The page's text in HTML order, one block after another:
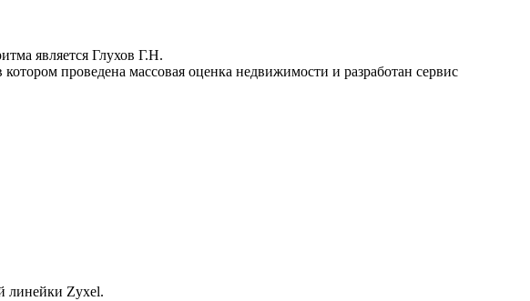
является Глухов Г.Н.
котором проведена массовая оценка недвижимости и разработан сервис
линейки Zyxel.